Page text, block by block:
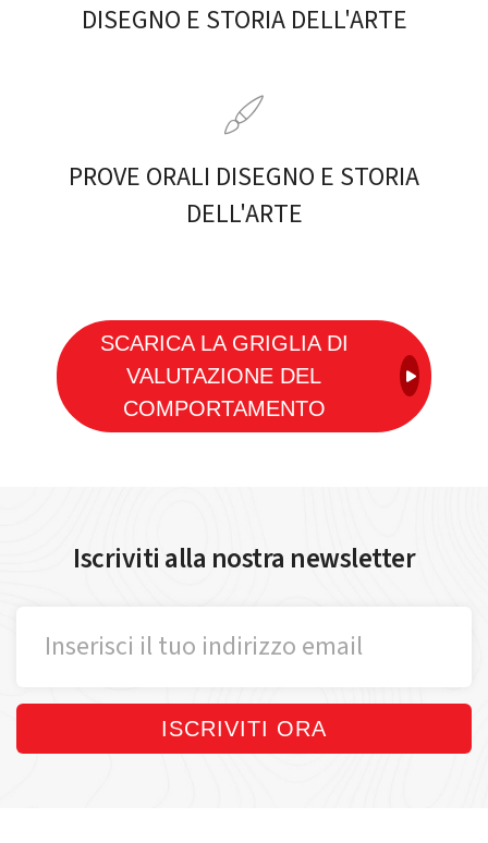
DISEGNO E STORIA DELL'ARTE
PROVE ORALI DISEGNO E STORIA
DELL'ARTE
SCARICA LA GRIGLIA DI
VALUTAZIONE DEL
COMPORTAMENTO
Iscriviti alla nostra newsletter
ISCRIVITI ORA